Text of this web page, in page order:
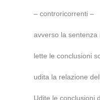
– controricorrenti –
avverso la sentenza
lette le conclusioni
udita la relazione
Udite le conclusioni